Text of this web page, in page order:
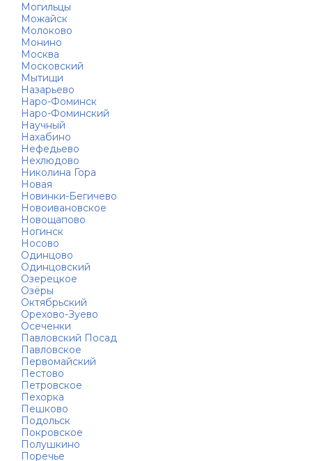
Могильцы
Можайск
Молоково
Монино
Москва
Московский
Мытищи
Назарьево
Наро-Фоминск
Наро-Фоминский
Научный
Нахабино
Нефедьево
Нехлюдово
Николина Гора
Новая
Новинки-Бегичево
Новоивановское
Новощапово
Ногинск
Носово
Одинцово
Одинцовский
Озерецкое
Озёры
Октябрьский
Орехово-Зуево
Осеченки
Павловский Посад
Павловское
Первомайский
Пестово
Петровское
Пехорка
Пешково
Подольск
Покровское
Полушкино
Поречье